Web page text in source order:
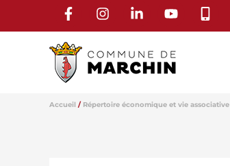
Accueil Répertoire économique et vie associative